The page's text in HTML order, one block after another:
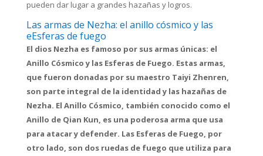
pueden dar lugar a grandes hazañas y logros.
Las armas de Nezha: el anillo cósmico y las
eEsferas de fuego
El dios Nezha es famoso por sus armas únicas: el
Anillo Cósmico y las Esferas de Fuego. Estas armas,
que fueron donadas por su maestro Taiyi Zhenren,
son parte integral de la identidad y las hazañas de
Nezha. El Anillo Cósmico, también conocido como el
Anillo de Qian Kun, es una poderosa arma que usa
para atacar y defender. Las Esferas de Fuego, por
otro lado, son dos ruedas de fuego que utiliza para